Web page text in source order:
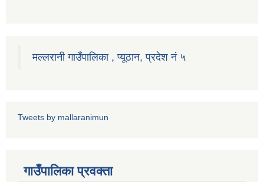
मल्लरानी गाउँपालिका , प्यूठान, प्रदेश नं ५
Tweets by mallaranimun
गाउँपालिका प्रवक्ता